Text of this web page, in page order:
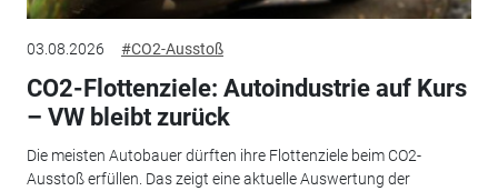
03.08.2026 #CO2-Ausstoß
CO2-Flottenziele: Autoindustrie auf Kurs
– VW bleibt zurück
Die meisten Autobauer dürften ihre Flottenziele beim CO2-
Ausstoß erfüllen. Das zeigt eine aktuelle Auswertung der